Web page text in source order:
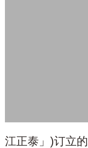
江正泰」)订立